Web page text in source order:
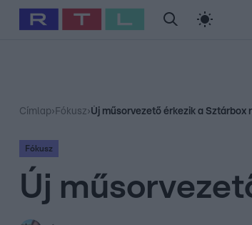
Babits Marcella Szellő István Most Wanted
Címlap› Fókusz›Új műsorvezető érkezik a Sztárbox
Fókusz
Új